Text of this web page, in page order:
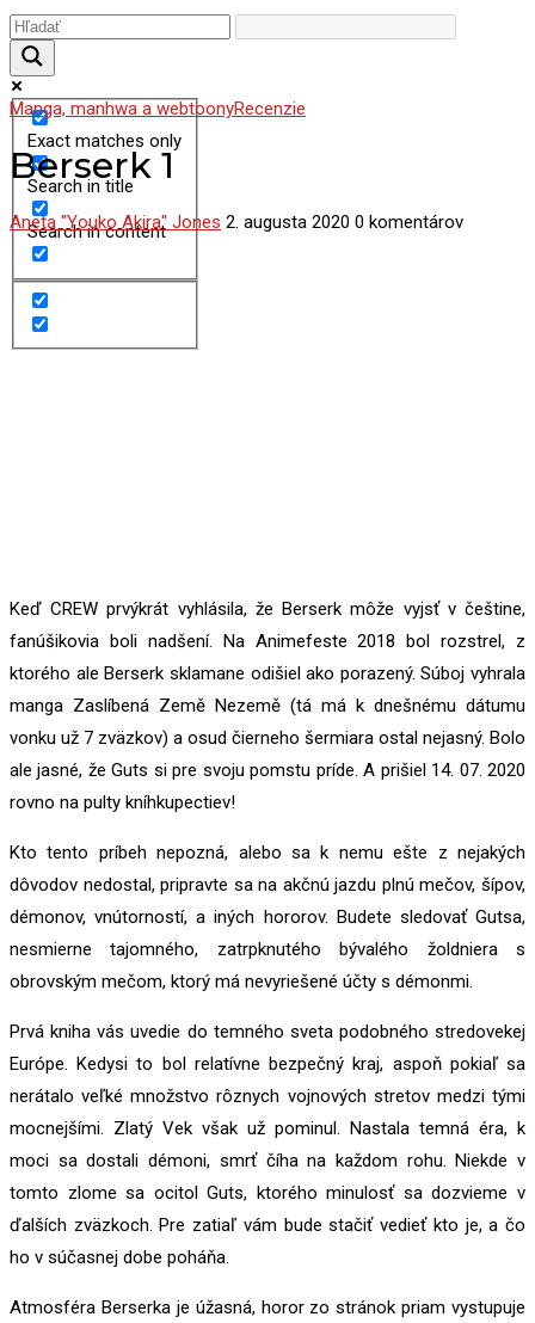
Exact matches only
Search in title
Search in content
Manga, manhwa a webtoonyRecenzie
Berserk 1
Aneta "Youko Akira" Jones 2. augusta 2020 0 komentárov
Keď CREW prvýkrát vyhlásila, že Berserk môže vyjsť v češtine,
fanúšikovia boli nadšení. Na Animefeste 2018 bol rozstrel, z
ktorého ale Berserk sklamane odišiel ako porazený. Súboj vyhrala
manga Zaslíbená Země Nezemě (tá má k dnešnému dátumu
vonku už 7 zväzkov) a osud čierneho šermiara ostal nejasný. Bolo
ale jasné, že Guts si pre svoju pomstu príde. A prišiel 14. 07. 2020
rovno na pulty kníhkupectiev!
Kto tento príbeh nepozná, alebo sa k nemu ešte z nejakých
dôvodov nedostal, pripravte sa na akčnú jazdu plnú mečov, šípov,
démonov, vnútorností, a iných hororov. Budete sledovať Gutsa,
nesmierne tajomného, zatrpknutého bývalého žoldniera s
obrovským mečom, ktorý má nevyriešené účty s démonmi.
Prvá kniha vás uvedie do temného sveta podobného stredovekej
Európe. Kedysi to bol relatívne bezpečný kraj, aspoň pokiaľ sa
nerátalo veľké množstvo rôznych vojnových stretov medzi tými
mocnejšími. Zlatý Vek však už pominul. Nastala temná éra, k
moci sa dostali démoni, smrť číha na každom rohu. Niekde v
tomto zlome sa ocitol Guts, ktorého minulosť sa dozvieme v
ďalších zväzkoch. Pre zatiaľ vám bude stačiť vedieť kto je, a čo
ho v súčasnej dobe poháňa.
Atmosféra Berserka je úžasná, horor zo stránok priam vystupuje